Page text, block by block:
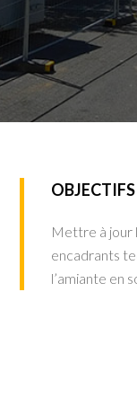
OBJECTIFS
Mettre à jour
encadrants
l’amiante en